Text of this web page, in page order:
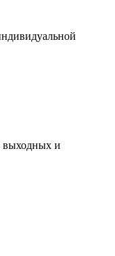
выходных и